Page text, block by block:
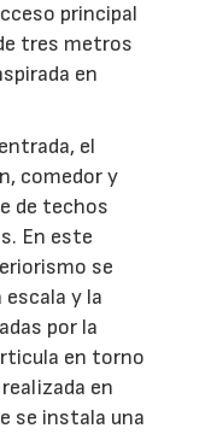
principal
tres metros
en
el
comedor y
de techos
En este
se
y la
por la
en torno
en
se instala una